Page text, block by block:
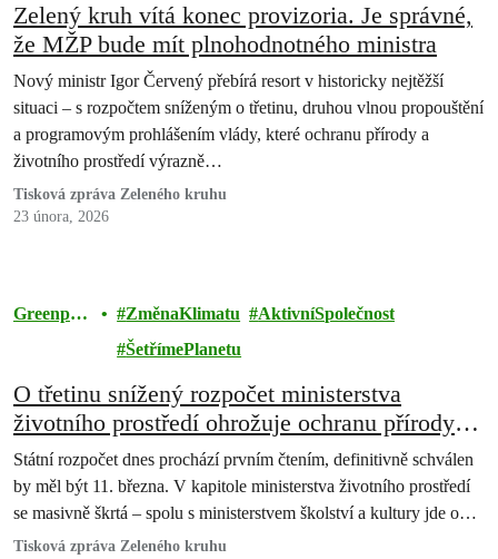
Zelený kruh vítá konec provizoria. Je správné,
že MŽP bude mít plnohodnotného ministra
Nový ministr Igor Červený přebírá resort v historicky nejtěžší
situaci – s rozpočtem sníženým o třetinu, druhou vlnou propouštění
a programovým prohlášením vlády, které ochranu přírody a
životního prostředí výrazně…
Tisková zpráva Zeleného kruhu
23 února, 2026
Greenpea
ZměnaKlimatu
AktivníSpolečnost
ŠetřímePlanetu
O třetinu snížený rozpočet ministerstva
životního prostředí ohrožuje ochranu přírody i
veřejné zdraví
Státní rozpočet dnes prochází prvním čtením, definitivně schválen
by měl být 11. března. V kapitole ministerstva životního prostředí
se masivně škrtá – spolu s ministerstvem školství a kultury jde o…
Tisková zpráva Zeleného kruhu